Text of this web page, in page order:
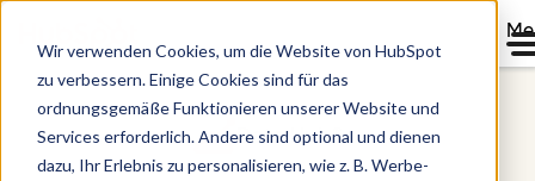
Wir verwenden Cookies, um die Website von HubSpot
zu verbessern. Einige Cookies sind für das
ordnungsgemäße Funktionieren unserer Website und
Services erforderlich. Andere sind optional und dienen
dazu, Ihr Erlebnis zu personalisieren, wie z. B. Werbe-
Data Hub®